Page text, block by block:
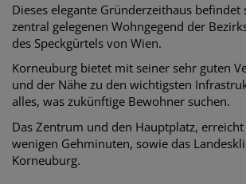
Dieses elegante Gründerzeithaus befindet
zentral gelegenen Wohngegend der
des Speckgürtels von Wien.
Korneuburg bietet mit seiner sehr guten
und der Nähe zu den wichtigsten
alles, was zukünftige Bewohner suchen.
Das Zentrum und den Hauptplatz,
wenigen Gehminuten, sowie das
Korneuburg.